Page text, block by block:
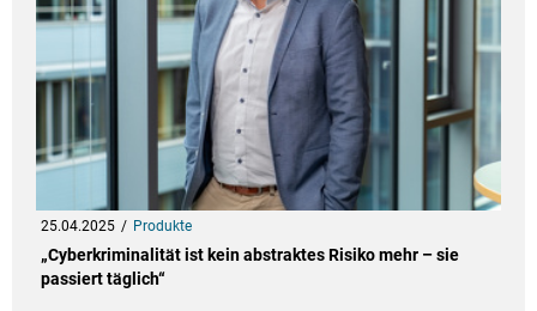
25.04.2025 Produkte
„Cyberkriminalität ist kein abstraktes Risiko mehr – sie
passiert täglich“